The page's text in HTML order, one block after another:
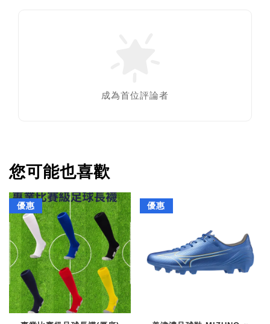
成為首位評論者
您可能也喜歡
優惠 優惠